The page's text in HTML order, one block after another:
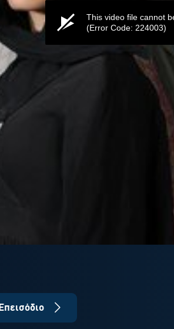
This video file cannot
(Error Code: 224003)